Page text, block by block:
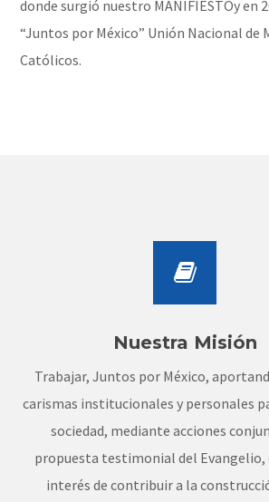
donde surgió nuestro MANIFIESTOy en
“Juntos por México” Unión Nacional de
Católicos.
Nuestra Misión
Trabajar, Juntos por México,
carismas institucionales y personales
sociedad, mediante acciones
propuesta testimonial del Evangelio,
interés de contribuir a la